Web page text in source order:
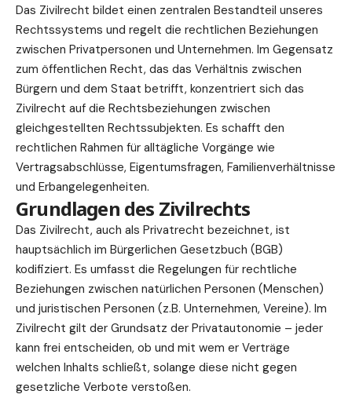
Das Zivilrecht bildet einen zentralen Bestandteil unseres
Rechtssystems und regelt die rechtlichen Beziehungen
zwischen Privatpersonen und Unternehmen. Im Gegensatz
zum öffentlichen Recht, das das Verhältnis zwischen
Bürgern und dem Staat betrifft, konzentriert sich das
Zivilrecht auf die Rechtsbeziehungen zwischen
gleichgestellten Rechtssubjekten. Es schafft den
rechtlichen Rahmen für alltägliche Vorgänge wie
Vertragsabschlüsse, Eigentumsfragen, Familienverhältnisse
und Erbangelegenheiten.
Grundlagen des Zivilrechts
Das Zivilrecht, auch als Privatrecht bezeichnet, ist
hauptsächlich im Bürgerlichen Gesetzbuch (BGB)
kodifiziert. Es umfasst die Regelungen für rechtliche
Beziehungen zwischen natürlichen Personen (Menschen)
und juristischen Personen (z.B. Unternehmen, Vereine). Im
Zivilrecht gilt der Grundsatz der Privatautonomie – jeder
kann frei entscheiden, ob und mit wem er Verträge
welchen Inhalts schließt, solange diese nicht gegen
gesetzliche Verbote verstoßen.